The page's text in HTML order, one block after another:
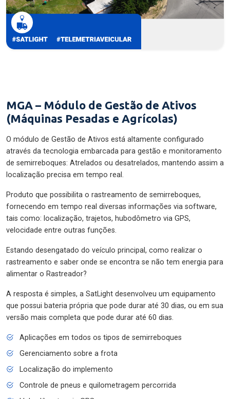
MGA – Módulo de Gestão de Ativos
(Máquinas Pesadas e Agrícolas)
O módulo de Gestão de Ativos está altamente configurado
através da tecnologia embarcada para gestão e monitoramento
de semirreboques: Atrelados ou desatrelados, mantendo assim a
localização precisa em tempo real.
Produto que possibilita o rastreamento de semirreboques,
fornecendo em tempo real diversas informações via software,
tais como: localização, trajetos, hubodômetro via GPS,
velocidade entre outras funções.
Estando desengatado do veículo principal, como realizar o
rastreamento e saber onde se encontra se não tem energia para
alimentar o Rastreador?
A resposta é simples, a SatLight desenvolveu um equipamento
que possui bateria própria que pode durar até 30 dias, ou em sua
versão mais completa que pode durar até 60 dias.
Aplicações em todos os tipos de semirreboques
Gerenciamento sobre a frota
Localização do implemento
Controle de pneus e quilometragem percorrida